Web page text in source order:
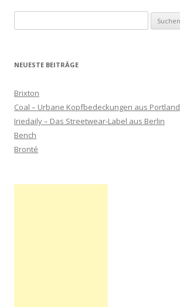
nach:
NEUESTE BEITRÄGE
Brixton
Coal – Urbane Kopfbedeckungen aus Portland
Iriedaily – Das Streetwear-Label aus Berlin
Bench
Bronté